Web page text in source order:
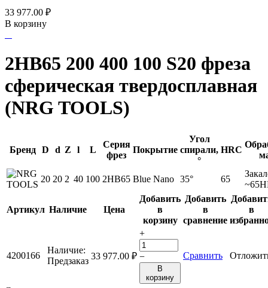
33 977.00 ₽
В корзину
2HB65 200 400 100 S20 фреза
сферическая твердосплавная
(NRG TOOLS)
Бренд D d Z l L
Серия
фрез
Покрытие
Угол
спирали,
°
HRC
20 20 2 40 100 2HB65 Blue Nano 35° 65
Артикул Наличие Цена
Добавить
в
корзину
Добавить
в
сравнение
в
4200166
Наличие:
Предзаказ 33 977.00 ₽
+
−
В
корзину
Сравнить